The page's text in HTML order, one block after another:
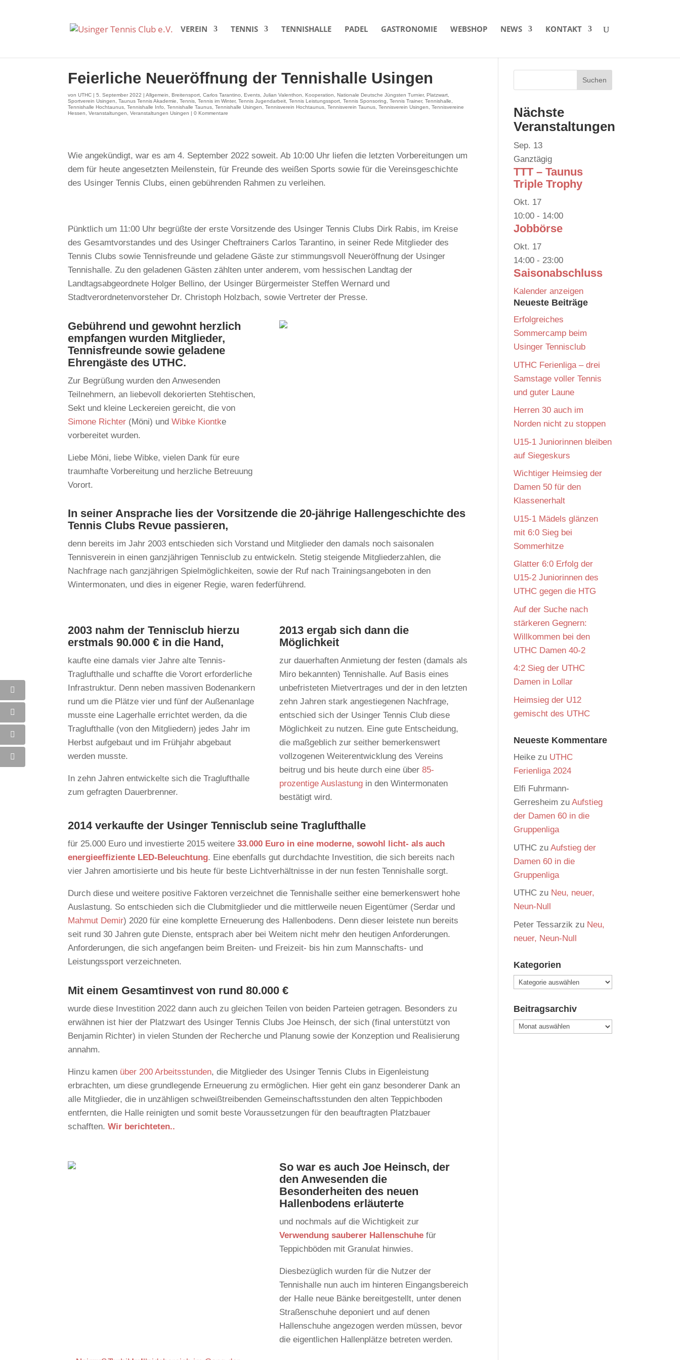
VEREIN TENNIS TENNISHALLE PADEL GASTRONOMIE WEBSHOP NEWS KONTAKT
Feierliche Neueröffnung der Tennishalle Usingen
vonUTHC |5. September 2022 |Allgemein ,Breitensport ,Carlos Tarantino ,Events ,Julian Valenthon ,Kooperation ,Nationale Deutsche Jüngsten Turnier,Platzwart
Sportverein Usingen
,Taunus Tennis Akademie ,Tennis ,Tennis im Winter,Tennis Jugendarbeit ,Tennis Leistungssport ,Tennis Sponsoring ,Tennis Trainer,Tennishalle
Tennishalle Hochtaunus ,Tennishalle Info ,Tennishalle Taunus ,Tennishalle Usingen ,Tennisverein Hochtaunus ,Tennisverein Taunus ,Tennisverein Usingen ,Tennisvereine
Hessen
,Veranstaltungen ,Veranstaltungen Usingen |0 Kommentare
Wie angekündigt, war es am 4. September 2022 soweit. Ab 10:00 Uhr liefen die letzten Vorbereitungen um
dem für heute angesetzten Meilenstein, für Freunde des weißen Sports sowie für die Vereinsgeschichte
des Usinger Tennis Clubs, einen gebührenden Rahmen zu verleihen.
Pünktlich um 11:00 Uhr begrüßte der erste Vorsitzende des Usinger Tennis Clubs Dirk Rabis, im Kreise
des Gesamtvorstandes und des Usinger Cheftrainers Carlos Tarantino, in seiner Rede Mitglieder des
Tennis Clubs sowie Tennisfreunde und geladene Gäste zur stimmungsvoll Neueröffnung der Usinger
Tennishalle. Zu den geladenen Gästen zählten unter anderem, vom hessischen Landtag der
Landtagsabgeordnete Holger Bellino, der Usinger Bürgermeister Steffen Wernard und
Stadtverordnetenvorsteher Dr. Christoph Holzbach, sowie Vertreter der Presse.
Gebührend und gewohnt herzlich
empfangen wurden Mitglieder,
Tennisfreunde sowie geladene
Ehrengäste des UTHC.
Zur Begrüßung wurden den Anwesenden
Teilnehmern, an liebevoll dekorierten Stehtischen,
Sekt und kleine Leckereien gereicht, die von
Simone Richter (Möni) undWibke Kiontke
vorbereitet wurden.
Liebe Möni, liebe Wibke, vielen Dank für eure
traumhafte Vorbereitung und herzliche Betreuung
Vorort.
In seiner Ansprache lies der Vorsitzende die 20-jährige Hallengeschichte des
Tennis Clubs Revue passieren,
denn bereits im Jahr 2003 entschieden sich Vorstand und Mitglieder den damals noch saisonalen
Tennisverein in einen ganzjährigen Tennisclub zu entwickeln. Stetig steigende Mitgliederzahlen, die
Nachfrage nach ganzjährigen Spielmöglichkeiten, sowie der Ruf nach Trainingsangeboten in den
Wintermonaten, und dies in eigener Regie, waren federführend.
2003 nahm der Tennisclub hierzu
erstmals 90.000 € in die Hand,
kaufte eine damals vier Jahre alte Tennis-
Traglufthalle und schaffte die Vorort erforderliche
Infrastruktur. Denn neben massiven Bodenankern
rund um die Plätze vier und fünf der Außenanlage
musste eine Lagerhalle errichtet werden, da die
Traglufthalle (von den Mitgliedern) jedes Jahr im
Herbst aufgebaut und im Frühjahr abgebaut
werden musste.
In zehn Jahren entwickelte sich die Traglufthalle
zum gefragten Dauerbrenner.
2013 ergab sich dann die
Möglichkeit
zur dauerhaften Anmietung der festen (damals als
Miro bekannten) Tennishalle. Auf Basis eines
unbefristeten Mietvertrages und der in den letzten
zehn Jahren stark angestiegenen Nachfrage,
entschied sich der Usinger Tennis Club diese
Möglichkeit zu nutzen. Eine gute Entscheidung,
die maßgeblich zur seither bemerkenswert
vollzogenen Weiterentwicklung des Vereins
beitrug und bis heute durch eine über 85-
prozentige Auslastungin den Wintermonaten
bestätigt wird.
2014 verkaufte der Usinger Tennisclub seine Traglufthalle
für 25.000 Euro und investierte 2015 weitere33.000 Euro in eine moderne, sowohl licht- als auch
energieeffiziente LED-Beleuchtung. Eine ebenfalls gut durchdachte Investition, die sich bereits nach
vier Jahren amortisierte und bis heute für beste Lichtverhältnisse in der nun festen Tennishalle sorgt.
Durch diese und weitere positive Faktoren verzeichnet die Tennishalle seither eine bemerkenswert hohe
Auslastung. So entschieden sich die Clubmitglieder und die mittlerweile neuen Eigentümer (Serdar und
Mahmut Demir) 2020 für eine komplette Erneuerung des Hallenbodens. Denn dieser leistete nun bereits
seit rund 30 Jahren gute Dienste, entsprach aber bei Weitem nicht mehr den heutigen Anforderungen.
Anforderungen, die sich angefangen beim Breiten- und Freizeit- bis hin zum Mannschafts- und
Leistungssport verzeichneten.
Mit einem Gesamtinvest von rund 80.000 €
wurde diese Investition 2022 dann auch zu gleichen Teilen von beiden Parteien getragen. Besonders zu
erwähnen ist hier der Platzwart des Usinger Tennis Clubs Joe Heinsch, der sich (final unterstützt von
Benjamin Richter) in vielen Stunden der Recherche und Planung sowie der Konzeption und Realisierung
annahm.
Hinzu kamen über 200 Arbeitsstunden, die Mitglieder des Usinger Tennis Clubs in Eigenleistung
erbrachten, um diese grundlegende Erneuerung zu ermöglichen. Hier geht ein ganz besonderer Dank an
alle Mitglieder, die in unzähligen schweißtreibenden Gemeinschaftsstunden den alten Teppichboden
entfernten, die Halle reinigten und somit beste Voraussetzungen für den beauftragten Platzbauer
schafften.Wir berichteten..
So war es auch Joe Heinsch, der
den Anwesenden die
Besonderheiten des neuen
Hallenbodens erläuterte
und nochmals auf die Wichtigkeit zur
Verwendung sauberer Hallenschuhefür
Teppichböden mit Granulat hinwies.
Diesbezüglich wurden für die Nutzer der
Tennishalle nun auch im hinteren Eingangsbereich
der Halle neue Bänke bereitgestellt, unter denen
Straßenschuhe deponiert und auf denen
Hallenschuhe angezogen werden müssen, bevor
die eigentlichen Hallenplätze betreten werden.
Nächste
Veranstaltungen
Sep. 13
Ganztägig
TTT – Taunus
Triple Trophy
Okt. 17
10:00 - 14:00
Jobbörse
Okt. 17
14:00 - 23:00
Saisonabschluss
Kalender anzeigen
Neueste Beiträge
Erfolgreiches
Sommercamp beim
Usinger Tennisclub
UTHC Ferienliga – drei
Samstage voller Tennis
und guter Laune
Herren 30 auch im
Norden nicht zu stoppen
U15-1 Juniorinnen bleiben
auf Siegeskurs
Wichtiger Heimsieg der
Damen 50 für den
Klassenerhalt
U15-1 Mädels glänzen
mit 6:0 Sieg bei
Sommerhitze
Glatter 6:0 Erfolg der
U15-2 Juniorinnen des
UTHC gegen die HTG
Auf der Suche nach
stärkeren Gegnern:
Willkommen bei den
UTHC Damen 40-2
4:2 Sieg der UTHC
Damen in Lollar
Heimsieg der U12
gemischt des UTHC
Neueste Kommentare
Heike zu UTHC
Ferienliga 2024
Elfi Fuhrmann-
Gerresheim zuAufstieg
der Damen 60 in die
Gruppenliga
UTHC zuAufstieg der
Damen 60 in die
Gruppenliga
UTHC zu Neu, neuer,
Neun-Null
Peter Tessarzik zu Neu,
neuer, Neun-Null
Kategorien
Kategorien
Beitragsarchiv
Beitragsarchiv